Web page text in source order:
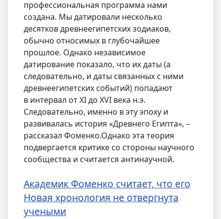
профессиональная программа нами
создана. Мы датировали несколько
десятков древнеегипетских зодиаков,
обычно относимых в глубочайшее
прошлое. Однако независимое
датирование показало, что их даты (а
следовательно, и даты связанных с ними
древнеегипетских событий) попадают
в интервал от XI до XVI века н.э.
Следовательно, именно в эту эпоху и
развивалась история «Древнего Египта», –
рассказал Фоменко.Однако эта теория
подвергается критике со стороны научного
сообщества и считается антинаучной.
Академик Фоменко считает, что его
Новая хронология не отвергнута
учеными